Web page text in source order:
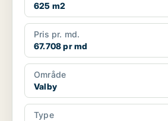
625 m2
Pris pr. md.
67.708 pr md
Område
Valby
Type